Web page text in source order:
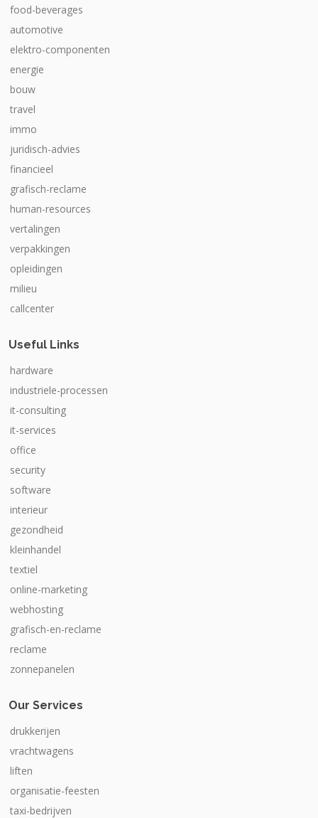
food-beverages
automotive
elektro-componenten
energie
bouw
travel
immo
juridisch-advies
financieel
grafisch-reclame
human-resources
vertalingen
verpakkingen
opleidingen
milieu
callcenter
Useful Links
hardware
industriele-processen
it-consulting
it-services
office
security
software
interieur
gezondheid
kleinhandel
textiel
online-marketing
webhosting
grafisch-en-reclame
reclame
zonnepanelen
Our Services
drukkerijen
vrachtwagens
liften
organisatie-feesten
taxi-bedrijven